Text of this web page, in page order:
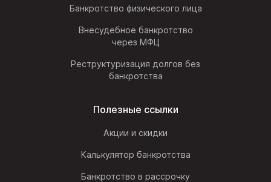
Банкротство физического лица
Внесудебное банкротство
через МФЦ
Реструктуризация долгов без
банкротства
Полезные ссылки
Акции и скидки
Калькулятор банкротства
Банкротство в рассрочку